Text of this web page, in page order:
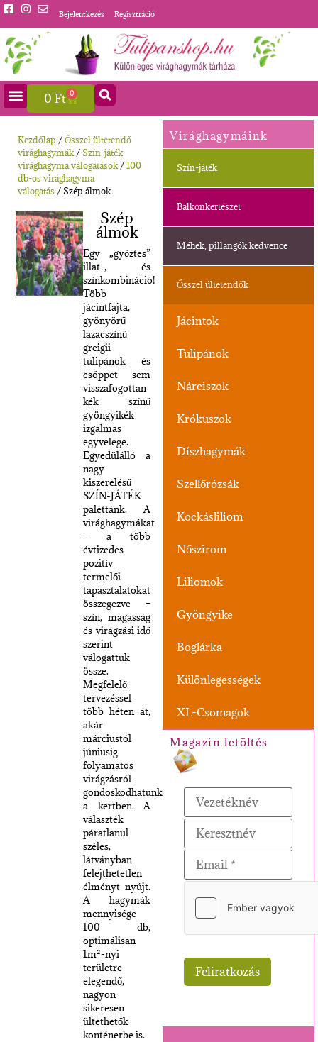
Bejelentkezés Regisztráció
0 Ft 0
Virághagymáink
Szín-játék
Balkonkertészet
Méhek, pillangók kedvence
Ősszel ültetendők
Jácintok
Tulipánok
Nárciszok
Krókuszok
Díszhagymák
Szellőrózsák
Kockásliliom
Nőszirom
Liliomok
Gyöngyike
Boglárka
Különlegességek
XL-Csomagok
Magazin letöltés
Kezdőlap /Ősszel ültetendő
virághagymák/Szín-játék
virághagyma válogatások/100
db-os virághagyma
válogatás / Szép álmok
Szép
álmok
Egy „győztes”
illat-, és
színkombináció!
Több
jácintfajta,
gyönyörű
lazacszínű
greigii
tulipánok és
csöppet sem
visszafogottan
kék színű
gyöngyikék
izgalmas
egyvelege.
Egyedülálló a
nagy
kiszerelésű
SZÍN-JÁTÉK
palettánk. A
virághagymákat
– a több
évtizedes
pozitív
termelői
tapasztalatokat
összegezve –
szín, magasság
és virágzási idő
szerint
válogattuk
össze.
Megfelelő
tervezéssel
több héten át,
akár
márciustól
júniusig
folyamatos
virágzásról
gondoskodhatunk
a kertben. A
választék
páratlanul
széles,
látványban
felejthetetlen
élményt nyújt.
A hagymák
mennyisége
100 db,
optimálisan
1m²-nyi
területre
elegendő,
nagyon
sikeresen
ültethetők
konténerbe is.